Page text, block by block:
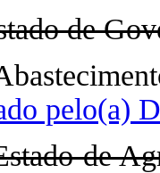
de
pelo(a)
de